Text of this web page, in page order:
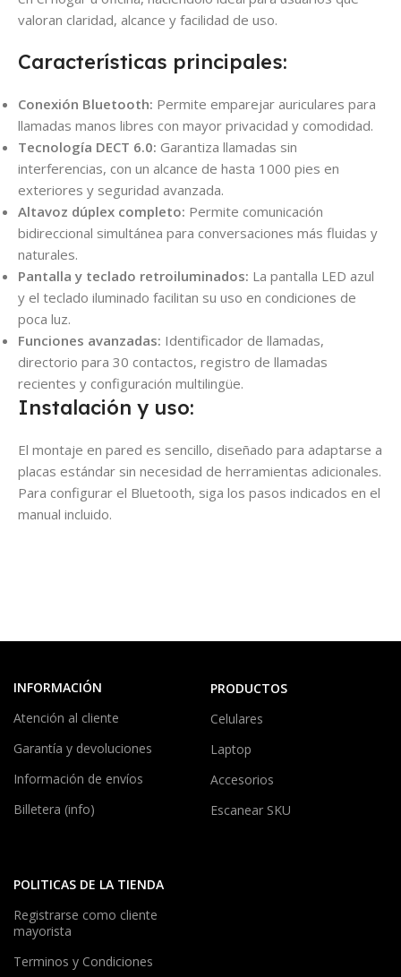
valoran claridad, alcance y facilidad de uso.
Características principales:
Conexión Bluetooth: Permite emparejar auriculares para
llamadas manos libres con mayor privacidad y comodidad.
Tecnología DECT 6.0: Garantiza llamadas sin
interferencias, con un alcance de hasta 1000 pies en
exteriores y seguridad avanzada.
Altavoz dúplex completo: Permite comunicación
bidireccional simultánea para conversaciones más fluidas y
naturales.
Pantalla y teclado retroiluminados: La pantalla LED azul
y el teclado iluminado facilitan su uso en condiciones de
poca luz.
Funciones avanzadas: Identificador de llamadas,
directorio para 30 contactos, registro de llamadas
recientes y configuración multilingüe.
Instalación y uso:
El montaje en pared es sencillo, diseñado para adaptarse a
placas estándar sin necesidad de herramientas adicionales.
Para configurar el Bluetooth, siga los pasos indicados en el
manual incluido.
INFORMACIÓN
Atención al cliente
Garantía y devoluciones
Información de envíos
Billetera (info)
PRODUCTOS
Celulares
Laptop
Accesorios
Escanear SKU
POLITICAS DE LA TIENDA
Registrarse como cliente
mayorista
Terminos y Condiciones